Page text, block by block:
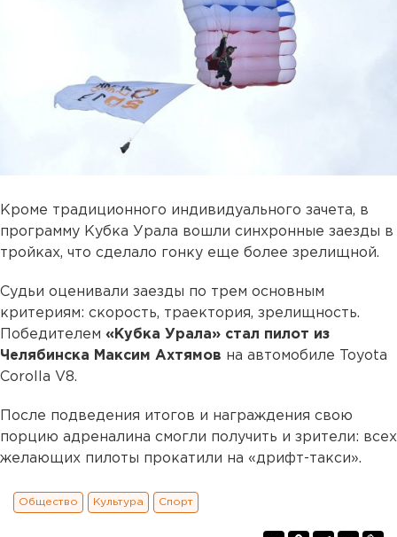
Кроме традиционного индивидуального зачета, в
программу Кубка Урала вошли синхронные заезды в
тройках, что сделало гонку еще более зрелищной.
Судьи оценивали заезды по трем основным
критериям: скорость, траектория, зрелищность.
Победителем «Кубка Урала» стал пилот из
Челябинска Максим Ахтямов на автомобиле Toyota
Corolla V8.
После подведения итогов и награждения свою
порцию адреналина смогли получить и зрители: всех
желающих пилоты прокатили на «дрифт-такси».
Общество Культура Спорт